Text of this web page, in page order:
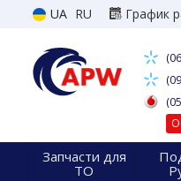
UA RU График
Запчасти для
ТО